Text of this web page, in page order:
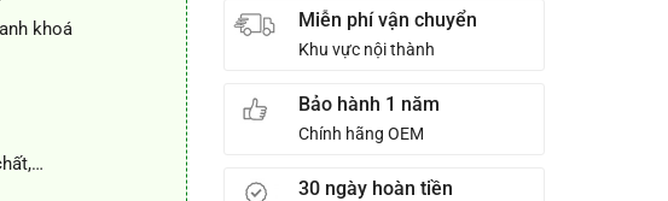
khoá
Miễn phí vận chuyển
Khu vực nội thành
Bảo hành 1 năm
Chính hãng OEM
30 ngày hoàn tiền